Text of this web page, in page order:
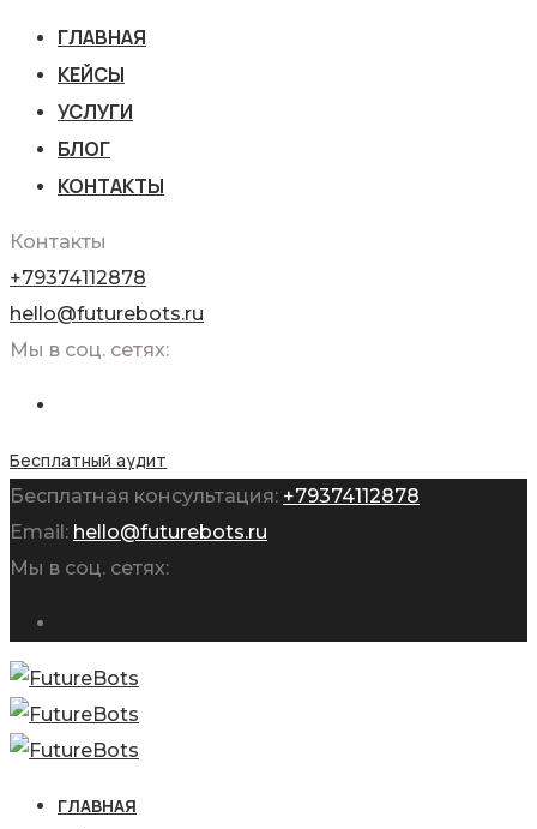
ГЛАВНАЯ
КЕЙСЫ
УСЛУГИ
БЛОГ
КОНТАКТЫ
Контакты
+79374112878
hello@futurebots.ru
Мы в соц. сетях:
Бесплатный аудит
Бесплатная консультация: +79374112878
Email: hello@futurebots.ru
Мы в соц. сетях:
ГЛАВНАЯ